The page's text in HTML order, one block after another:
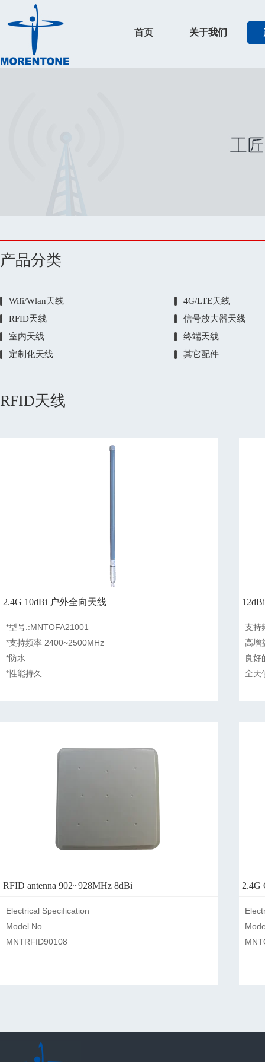
首页 关于我们
产品分类
Wifi/Wlan天线
4G/LTE天线
RFID天线
信号放大器天线
室内天线
终端天线
定制化天线
其它配件
RFID天线
2.4G 10dBi 户外全向天线
*型号.:MNTOFA21001
*支持频率 2400~2500MHz
*防水
*性能持久
支持
高增
良好
全天
RFID antenna 902~928MHz 8dBi
Electrical Specification
Model No.
MNTRFID90108
2.4G